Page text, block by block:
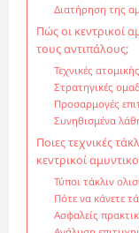
Διατήρηση της
Πώς οι κεντρικοί
τους αντιπάλους;
Τεχνικές
Στρατηγικές
Προσαρμογές
Συνηθισμένα
Ποιες τεχνικές
κεντρικοί
Τύποι τάκλιν
Πότε να κάνετε
Ασφαλείς